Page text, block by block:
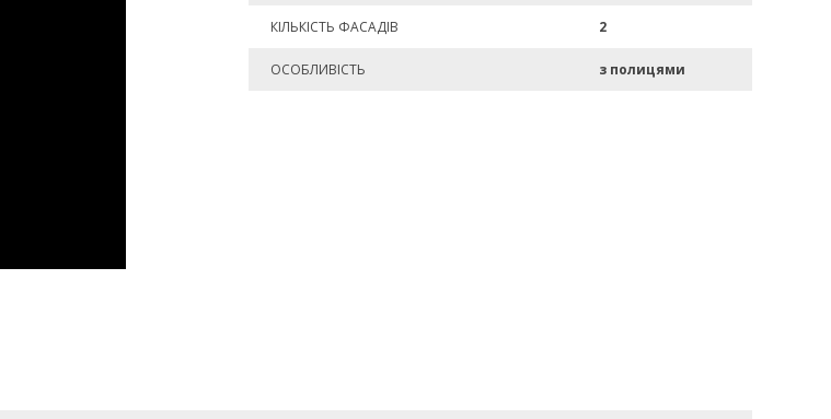
КІЛЬКІСТЬ ФАСАДІВ 2
ОСОБЛИВІСТЬ з полицями